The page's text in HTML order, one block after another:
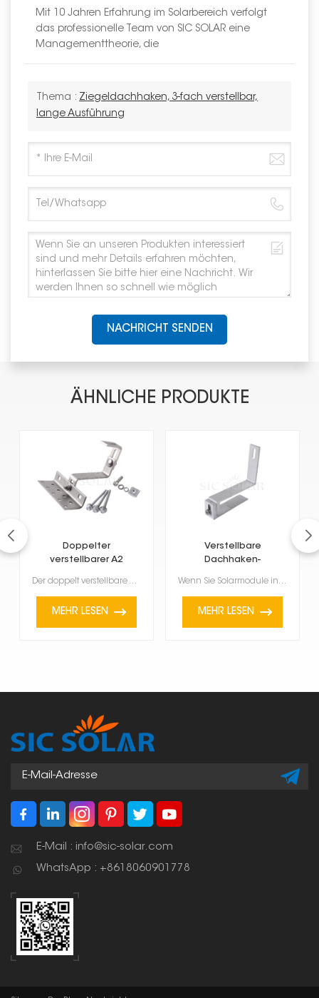
Mit 10 Jahren Erfahrung im Solarbereich verfolgt
das professionelle Team von SIC SOLAR eine
Managementtheorie, die
Thema : Ziegeldachhaken, 3-fach verstellbar,
lange Ausführung
NACHRICHT SENDEN
ÄHNLICHE PRODUKTE
Doppelter
verstellbarer A2
Der doppelt verstellbare A2-Solar-Dachhaken dient der einfachen Montage von Solarmodulen auf Dächern...
MEHR LESEN
Verstellbare
Dachhaken-
Wenn Sie Solarmodule installieren, sind diese verstellbaren Aluminium-Dachhaken-Solarhalterungen ein...
MEHR LESEN
E-Mail : info@sic-solar.com
WhatsApp : +8618060901778